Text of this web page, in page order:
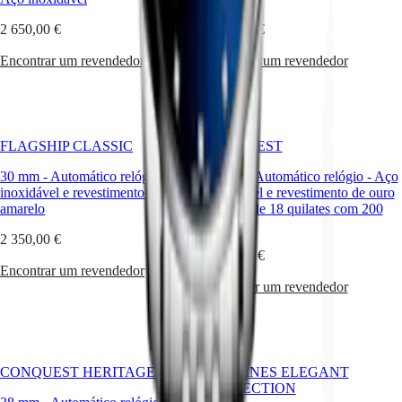
de
centro
de
assistência
Contacte-
nos
Os
universos
museu
Embaixadores
2 650,00 €
Encontrar um revendedor
1 900,00 €
Encontrar um revendedor
FLAGSHIP CLASSIC
30 mm - Automático relógio -
Aço
inoxidável e revestimento em PVD
amarelo
2 350,00 €
Encontrar um revendedor
CONQUEST
30 mm- Automático relógio- Aço
inoxidável e revestimento de ouro
amarelo de 18 quilates com 200
mícrones
4 050,00 €
Encontrar um revendedor
CONQUEST HERITAGE
LONGINES ELEGANT
COLLECTION